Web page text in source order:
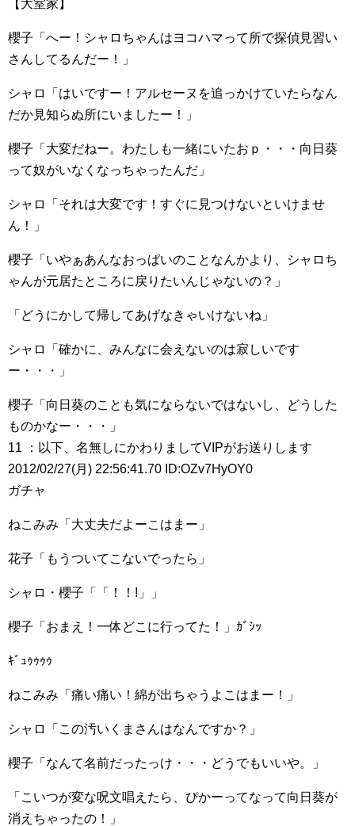
【大室家】
櫻子「へー！シャロちゃんはヨコハマって所で探偵見習い
さんしてるんだー！」
シャロ「はいですー！アルセーヌを追っかけていたらなん
だか見知らぬ所にいましたー！」
櫻子「大変だねー。わたしも一緒にいたおｐ・・・向日葵
って奴がいなくなっちゃったんだ」
シャロ「それは大変です！すぐに見つけないといけませ
ん！」
櫻子「いやぁあんなおっぱいのことなんかより、シャロち
ゃんが元居たところに戻りたいんじゃないの？」
「どうにかして帰してあげなきゃいけないね」
シャロ「確かに、みんなに会えないのは寂しいです
ー・・・」
櫻子「向日葵のことも気にならないではないし、どうした
ものかなー・・・」
11 ：以下、名無しにかわりましてVIPがお送りします
2012/02/27(月) 22:56:41.70 ID:OZv7HyOY0
ガチャ
ねこみみ「大丈夫だよーこはまー」
花子「もうついてこないでったら」
シャロ・櫻子「「！！!」」
櫻子「おまえ！一体どこに行ってた！」ｶﾞｼｯ
ｷﾞｭｩｩｩｩ
ねこみみ「痛い痛い！綿が出ちゃうよこはまー！」
シャロ「この汚いくまさんはなんですか？」
櫻子「なんて名前だったっけ・・・どうでもいいや。」
「こいつが変な呪文唱えたら、ぴかーってなって向日葵が
消えちゃったの！」